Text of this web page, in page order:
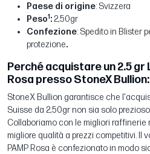
Paese di origine: Svizzera
Peso1: 2,50gr
Confezione: Spedito in Blister
protezione.
Perché acquistare un 2.5 gr
Rosa presso StoneX Bullion:
StoneX Bullion garantisce che
Suisse da 2,50gr non sia solo
Collaboriamo con le migliori raffinerie
migliore qualità a prezzi competitivi. Il
PAMP Rosa è confezionato in modo